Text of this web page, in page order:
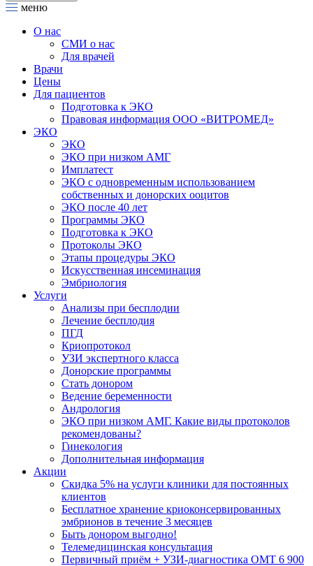
меню
О нас
СМИ о нас
Для врачей
Врачи
Цены
Для пациентов
Подготовка к ЭКО
Правовая информация ООО «ВИТРОМЕД»
ЭКО
ЭКО
ЭКО при низком АМГ
Имплатест
ЭКО с одновременным использованием
собственных и донорских ооцитов
ЭКО после 40 лет
Программы ЭКО
Подготовка к ЭКО
Протоколы ЭКО
Этапы процедуры ЭКО
Искусственная инсеминация
Эмбриология
Услуги
Анализы при бесплодии
Лечение бесплодия
ПГД
Криопротокол
УЗИ экспертного класса
Донорские программы
Стать донором
Ведение беременности
Андрология
ЭКО при низком АМГ. Какие виды протоколов
рекомендованы?
Гинекология
Дополнительная информация
Акции
Скидка 5% на услуги клиники для постоянных
клиентов
Бесплатное хранение криоконсервированных
эмбрионов в течение 3 месяцев
Быть донором выгодно!
Телемедицинская консультация
Первичный приём + УЗИ-диагностика ОМТ 6 900